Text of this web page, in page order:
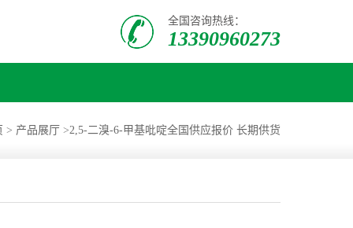
全国咨询热线：
13390960273
> 产品展厅 >2,5-二溴-6-甲基吡啶全国供应报价 长期供货